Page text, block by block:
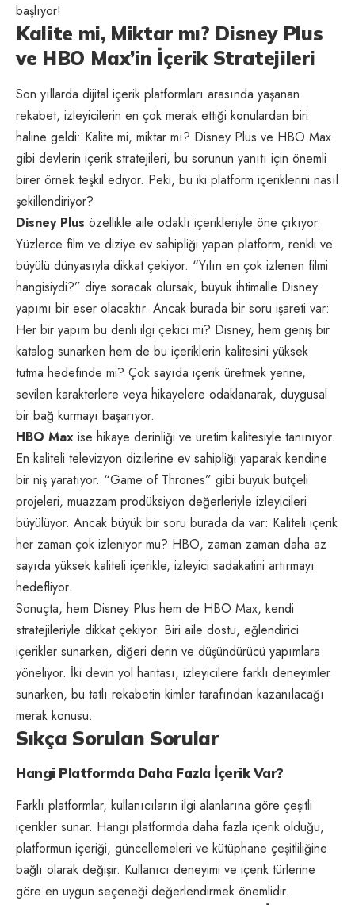
başlıyor!
Kalite mi, Miktar mı? Disney Plus
ve HBO Max’in İçerik Stratejileri
Son yıllarda dijital içerik platformları arasında yaşanan
rekabet, izleyicilerin en çok merak ettiği konulardan biri
haline geldi: Kalite mi, miktar mı? Disney Plus ve HBO Max
gibi devlerin içerik stratejileri, bu sorunun yanıtı için önemli
birer örnek teşkil ediyor. Peki, bu iki platform içeriklerini nasıl
şekillendiriyor?
Disney Plus özellikle aile odaklı içerikleriyle öne çıkıyor.
Yüzlerce film ve diziye ev sahipliği yapan platform, renkli ve
büyülü dünyasıyla dikkat çekiyor. “Yılın en çok izlenen filmi
hangisiydi?” diye soracak olursak, büyük ihtimalle Disney
yapımı bir eser olacaktır. Ancak burada bir soru işareti var:
Her bir yapım bu denli ilgi çekici mi? Disney, hem geniş bir
katalog sunarken hem de bu içeriklerin kalitesini yüksek
tutma hedefinde mi? Çok sayıda içerik üretmek yerine,
sevilen karakterlere veya hikayelere odaklanarak, duygusal
bir bağ kurmayı başarıyor.
HBO Max ise hikaye derinliği ve üretim kalitesiyle tanınıyor.
En kaliteli televizyon dizilerine ev sahipliği yaparak kendine
bir niş yaratıyor. “Game of Thrones” gibi büyük bütçeli
projeleri, muazzam prodüksiyon değerleriyle izleyicileri
büyülüyor. Ancak büyük bir soru burada da var: Kaliteli içerik
her zaman çok izleniyor mu? HBO, zaman zaman daha az
sayıda yüksek kaliteli içerikle, izleyici sadakatini artırmayı
hedefliyor.
Sonuçta, hem Disney Plus hem de HBO Max, kendi
stratejileriyle dikkat çekiyor. Biri aile dostu, eğlendirici
içerikler sunarken, diğeri derin ve düşündürücü yapımlara
yöneliyor. İki devin yol haritası, izleyicilere farklı deneyimler
sunarken, bu tatlı rekabetin kimler tarafından kazanılacağı
merak konusu.
Sıkça Sorulan Sorular
Hangi Platformda Daha Fazla İçerik Var?
Farklı platformlar, kullanıcıların ilgi alanlarına göre çeşitli
içerikler sunar. Hangi platformda daha fazla içerik olduğu,
platformun içeriği, güncellemeleri ve kütüphane çeşitliliğine
bağlı olarak değişir. Kullanıcı deneyimi ve içerik türlerine
göre en uygun seçeneği değerlendirmek önemlidir.